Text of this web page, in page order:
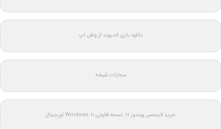
دانلود بازی اندروید از وطن اپ
مجازات شیشه
خرید لایسنس ویندوز 11: نسخه قانونی Windows 11 اورجینال